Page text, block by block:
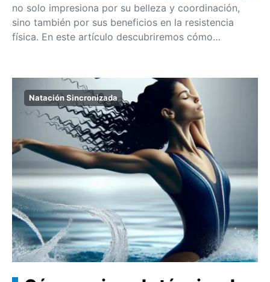
no solo impresiona por su belleza y coordinación,
sino también por sus beneficios en la resistencia
física. En este artículo descubriremos cómo…
Natación Sincronizada